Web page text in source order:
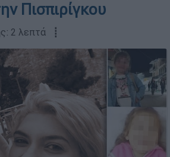
Πισπιρίγκου
2 λεπτά ┋